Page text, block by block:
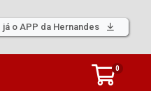
já o APP da Hernandes
0